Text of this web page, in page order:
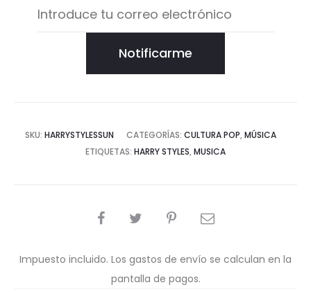
Notificarme
SKU: HARRYSTYLESSUN CATEGORÍAS: CULTURA POP, MÚSICA
ETIQUETAS: HARRY STYLES, MUSICA
COMPARTIR
Impuesto incluido. Los gastos de envío se calculan en la
pantalla de pagos.